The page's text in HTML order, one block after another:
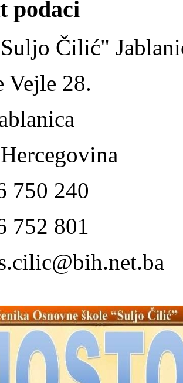
podaci
Čilić"
Vejle 28.
750 240
752 801